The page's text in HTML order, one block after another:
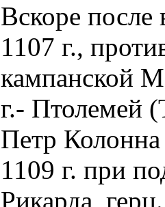
Вскоре
1107 г.,
кампанской
г.- Птолемей
Петр
1109 г. при
Рикарда,